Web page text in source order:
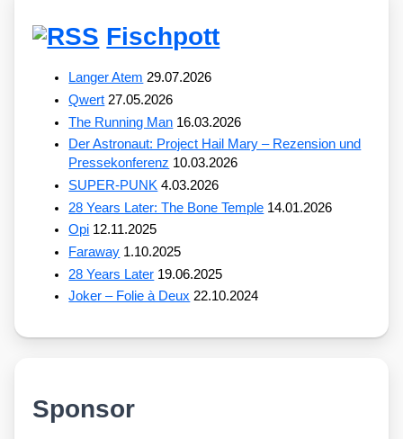
Fischpott
Langer Atem 29.07.2026
Qwert 27.05.2026
The Running Man 16.03.2026
Der Astronaut: Project Hail Mary – Rezension und
Pressekonferenz 10.03.2026
SUPER-PUNK 4.03.2026
28 Years Later: The Bone Temple 14.01.2026
Opi 12.11.2025
Faraway 1.10.2025
28 Years Later 19.06.2025
Joker – Folie à Deux 22.10.2024
Sponsor